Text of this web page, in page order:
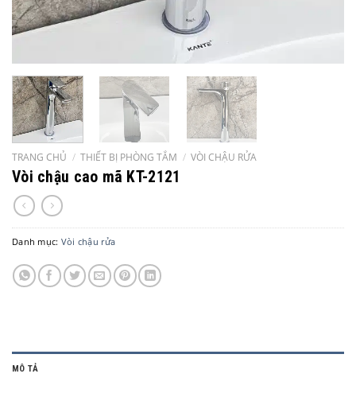
TRANG CHỦ / THIẾT BỊ PHÒNG TẮM / VÒI CHẬU RỬA
Vòi chậu cao mã KT-2121
Danh mục: Vòi chậu rửa
MÔ TẢ